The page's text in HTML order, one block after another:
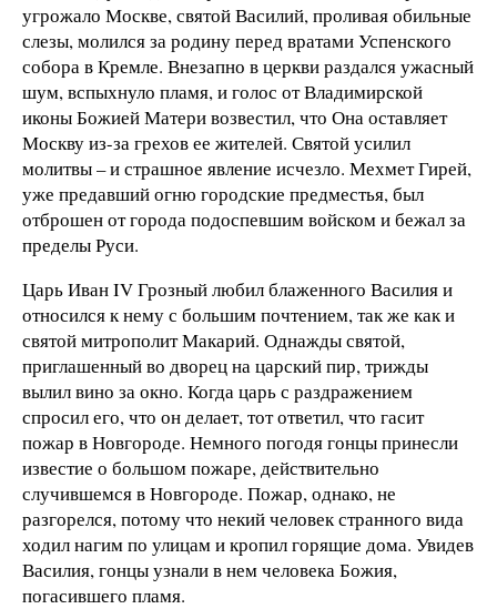
угрожало Москве, святой Василий, проливая обильные
слезы, молился за родину перед вратами Успенского
собора в Кремле. Внезапно в церкви раздался ужасный
шум, вспыхнуло пламя, и голос от Владимирской
иконы Божией Матери возвестил, что Она оставляет
Москву из-за грехов ее жителей. Святой усилил
молитвы – и страшное явление исчезло. Мехмет Гирей,
уже предавший огню городские предместья, был
отброшен от города подоспевшим войском и бежал за
пределы Руси.
Царь Иван IV Грозный любил блаженного Василия и
относился к нему с большим почтением, так же как и
святой митрополит Макарий. Однажды святой,
приглашенный во дворец на царский пир, трижды
вылил вино за окно. Когда царь с раздражением
спросил его, что он делает, тот ответил, что гасит
пожар в Новгороде. Немного погодя гонцы принесли
известие о большом пожаре, действительно
случившемся в Новгороде. Пожар, однако, не
разгорелся, потому что некий человек странного вида
ходил нагим по улицам и кропил горящие дома. Увидев
Василия, гонцы узнали в нем человека Божия,
погасившего пламя.